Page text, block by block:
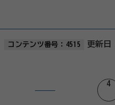
コンテンツ番号：4515 更新日